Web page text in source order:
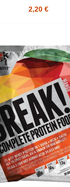
2,20 €